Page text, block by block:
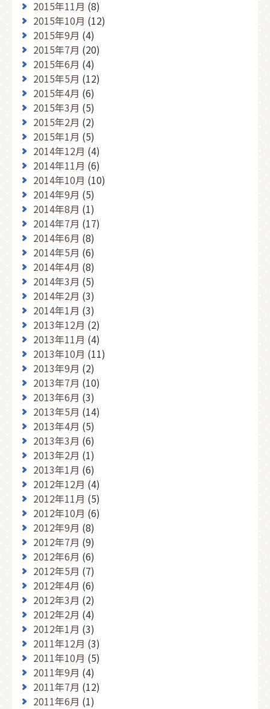
2015年11月 (8)
2015年10月 (12)
2015年9月 (4)
2015年7月 (20)
2015年6月 (4)
2015年5月 (12)
2015年4月 (6)
2015年3月 (5)
2015年2月 (2)
2015年1月 (5)
2014年12月 (4)
2014年11月 (6)
2014年10月 (10)
2014年9月 (5)
2014年8月 (1)
2014年7月 (17)
2014年6月 (8)
2014年5月 (6)
2014年4月 (8)
2014年3月 (5)
2014年2月 (3)
2014年1月 (3)
2013年12月 (2)
2013年11月 (4)
2013年10月 (11)
2013年9月 (2)
2013年7月 (10)
2013年6月 (3)
2013年5月 (14)
2013年4月 (5)
2013年3月 (6)
2013年2月 (1)
2013年1月 (6)
2012年12月 (4)
2012年11月 (5)
2012年10月 (6)
2012年9月 (8)
2012年7月 (9)
2012年6月 (6)
2012年5月 (7)
2012年4月 (6)
2012年3月 (2)
2012年2月 (4)
2012年1月 (3)
2011年12月 (3)
2011年10月 (5)
2011年9月 (4)
2011年7月 (12)
2011年6月 (1)